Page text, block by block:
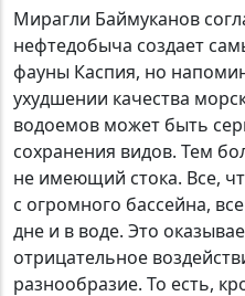
Мирагли Баймуканов
нефтедобыча создает
фауны Каспия, но
ухудшении качества
водоемов может быть
сохранения видов. Тем
не имеющий стока. Все,
с огромного бассейна,
дне и в воде. Это
отрицательное
разнообразие. То есть,